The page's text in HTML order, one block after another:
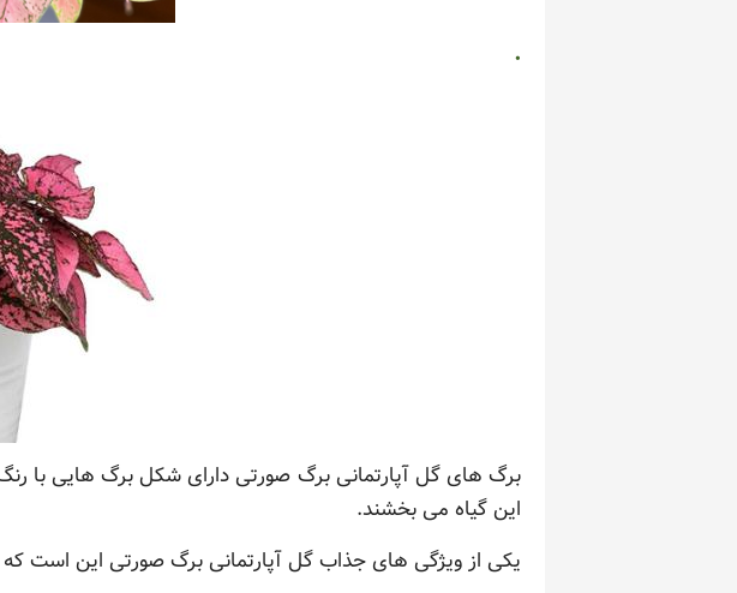
.
برگ های گل آپارتمانی برگ صورتی دارای شکل برگ هایی با
این گیاه می بخشند.
یکی از ویژگی های جذاب گل آپارتمانی برگ صورتی این است